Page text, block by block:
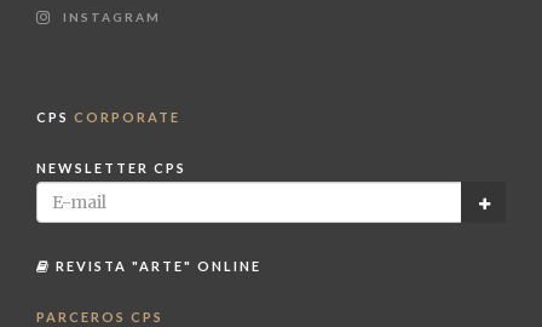
INSTAGRAM
CPS CORPORATE
NEWSLETTER CPS
REVISTA "ARTE" ONLINE
PARCEROS CPS